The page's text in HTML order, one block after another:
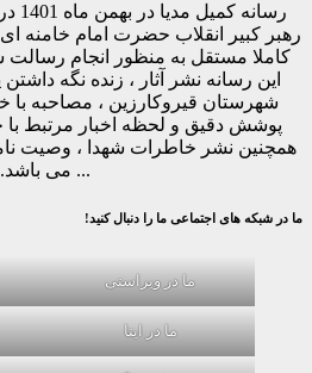
رهبر کبیر انقلاب حضرت امام خامنه
کاملا مستقل به منظور انجام رسالت
این رسانه نشر آثار ، زنده نگه
شهرستان قیروکارزین ، مصاحبه با
پوشش دقیق و لحظه اخبار مرتبط
همچنین نشر خاطرات شهدا ، وصیت
... می باشد.
ما در شبکه های اجتماعی ما را دنبال کنید!
ما در ویراستی
ما در ایتا